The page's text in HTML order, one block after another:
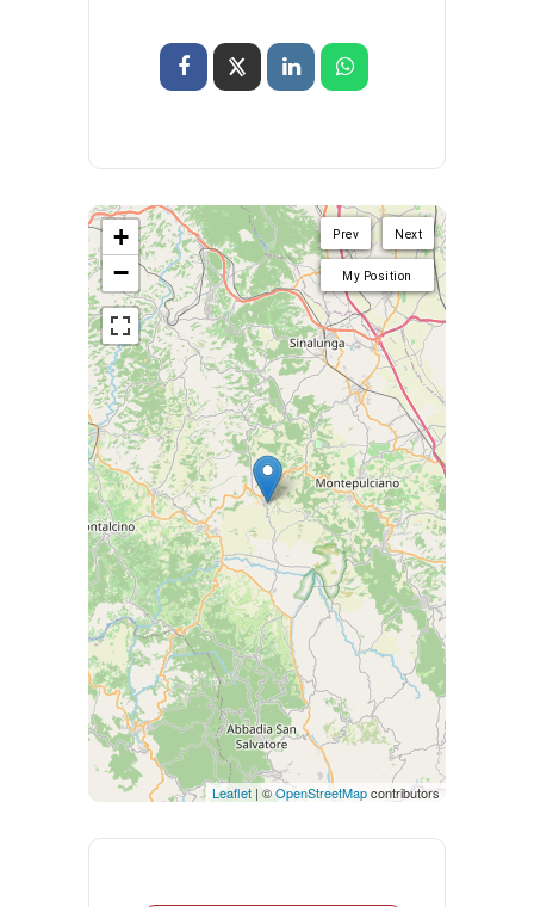
Next
Prev
My Position
+
−
Leaflet | ©OpenStreetMapcontributors